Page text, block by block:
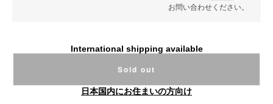
お問い合わせください。
International shipping available
Sold out
日本国内にお住まいの方向け